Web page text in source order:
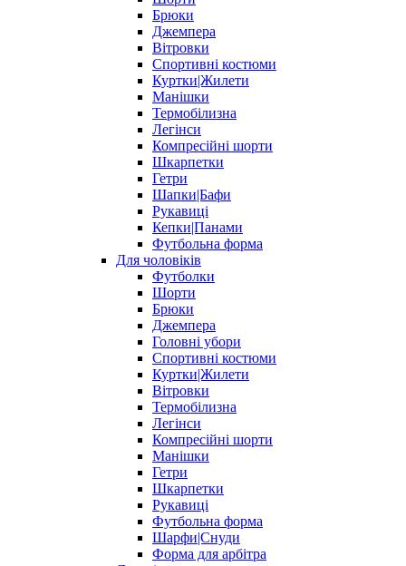
Брюки
Джемпера
Вітровки
Спортивні костюми
Куртки|Жилети
Манішки
Термобілизна
Легінси
Компресійні шорти
Шкарпетки
Гетри
Шапки|Бафи
Рукавиці
Кепки|Панами
Футбольна форма
Для чоловіків
Футболки
Шорти
Брюки
Джемпера
Головні убори
Спортивні костюми
Куртки|Жилети
Вітровки
Термобілизна
Легінси
Компресійні шорти
Манішки
Гетри
Шкарпетки
Рукавиці
Футбольна форма
Шарфи|Снуди
Форма для арбітра